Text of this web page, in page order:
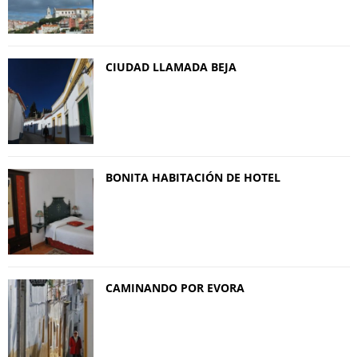
CIUDAD LLAMADA BEJA
BONITA HABITACIÓN DE HOTEL
CAMINANDO POR EVORA